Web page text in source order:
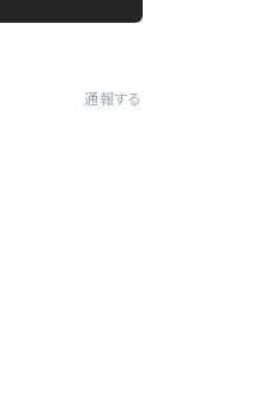
通報する